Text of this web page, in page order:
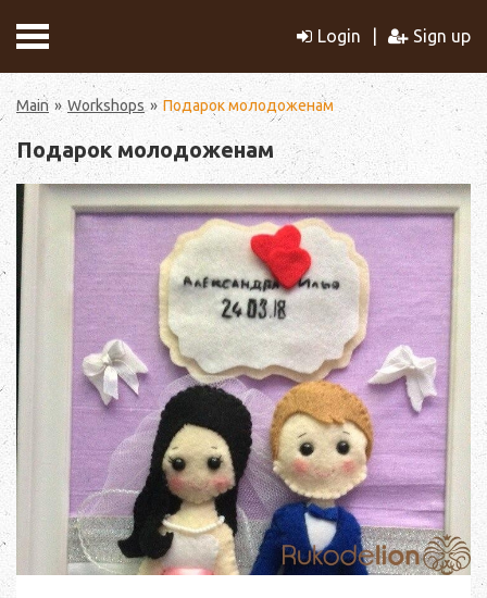
Login Sign up
Main Workshops Подарок молодоженам
Подарок молодоженам